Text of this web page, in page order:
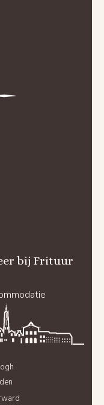
bij Frituur